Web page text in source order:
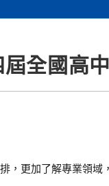
全國高
，更加了解專業領